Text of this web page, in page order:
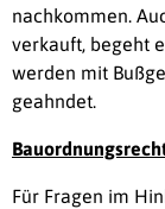
nachkommen.
verkauft, begeht
werden mit
geahndet.
Für Fragen im